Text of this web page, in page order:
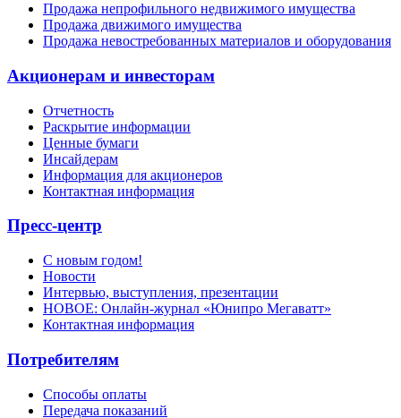
Продажа непрофильного недвижимого имущества
Продажа движимого имущества
Продажа невостребованных материалов и оборудования
Акционерам и инвесторам
Отчетность
Раскрытие информации
Ценные бумаги
Инсайдерам
Информация для акционеров
Контактная информация
Пресс-центр
С новым годом!
Новости
Интервью, выступления, презентации
НОВОЕ: Онлайн-журнал «Юнипро Мегаватт»
Контактная информация
Потребителям
Способы оплаты
Передача показаний